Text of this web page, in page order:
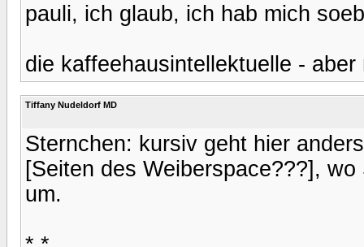
pauli, ich glaub, ich hab mich
die kaffeehausintellektuelle -
Tiffany Nudeldorf MD
Sternchen: kursiv geht hier
[Seiten des Weiberspace???],
um.